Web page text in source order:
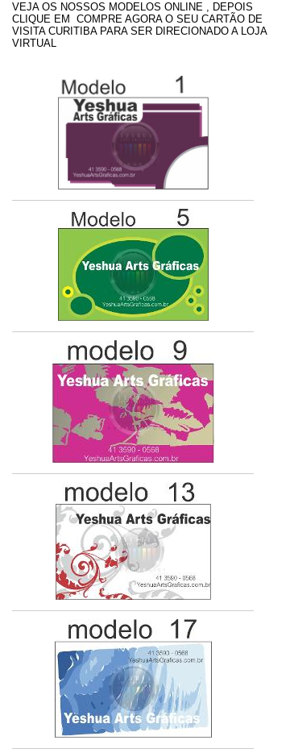
VEJA OS NOSSOS MODELOS ONLINE , DEPOIS
CLIQUE EM COMPRE AGORA O SEU CARTÃO DE
VISITA CURITIBA PARA SER DIRECIONADO A LOJA
VIRTUAL